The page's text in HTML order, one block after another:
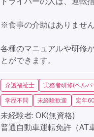
※食事の介助はありません
各種のマニュアルや研修
とができます。
介護福祉士 実務者研修(ヘルパ
学歴不問
未経験歓迎 定年
未経験者: OK(無資格)
普通自動車運転免許（AT